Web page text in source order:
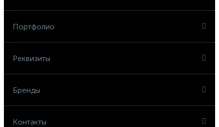
Портфолио
Реквизиты
Бренды
Контакты